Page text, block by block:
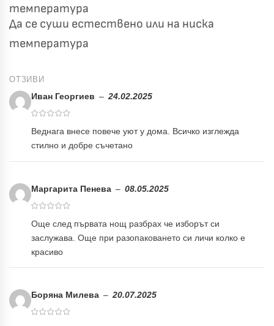
температура
Да се суши естествено или на ниска
температура
ОТЗИВИ
Иван Георгиев – 24.02.2025
Веднага внесе повече уют у дома. Всичко изглежда
стилно и добре съчетано
Маргарита Пенева – 08.05.2025
Още след първата нощ разбрах че изборът си
заслужава. Още при разопаковането си личи колко е
красиво
Боряна Милева – 20.07.2025